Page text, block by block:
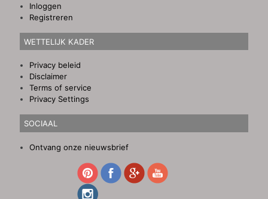
Inloggen
Registreren
WETTELIJK KADER
Privacy beleid
Disclaimer
Terms of service
Privacy Settings
SOCIAAL
Ontvang onze nieuwsbrief